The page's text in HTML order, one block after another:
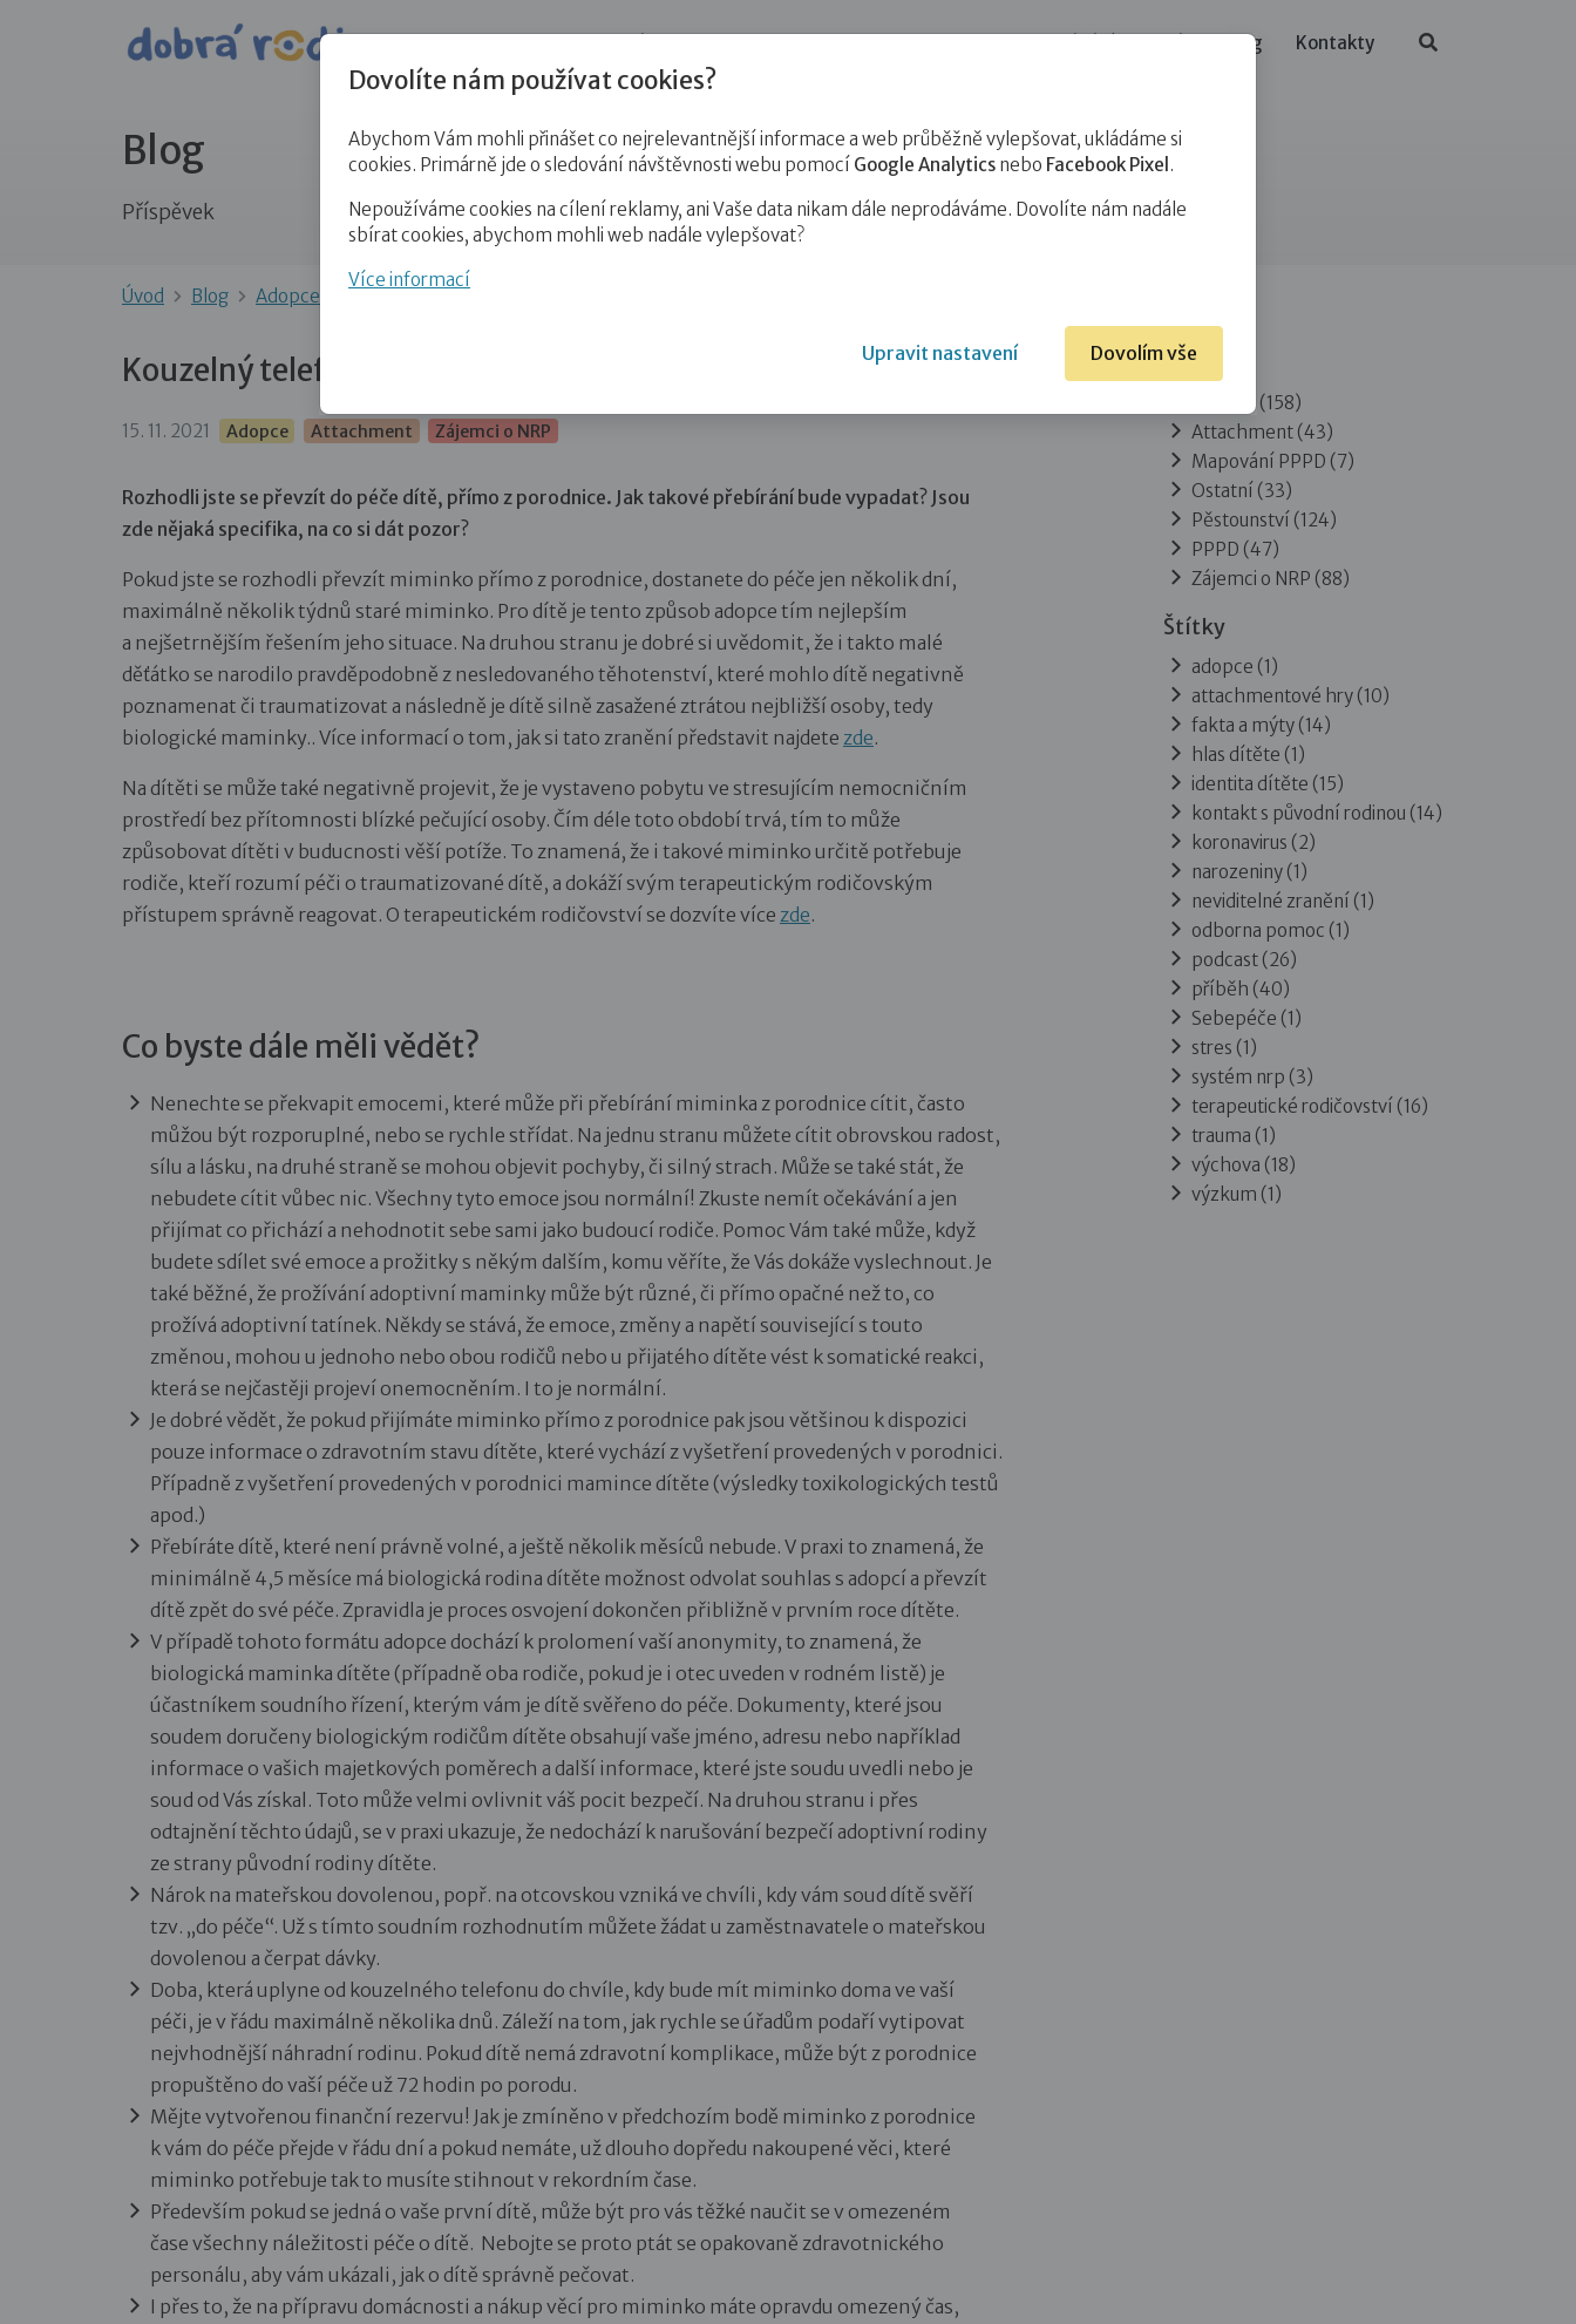
Blog Kontakty
Blog
Příspěvek
Úvod Blog Adopce Kouzelný telefon, co teď? Přebíráme dítě z porodnice!…
Kouzelný telefon, co teď? Přebíráme dítě z porodnice!
15. 11. 2021 Adopce Attachment Zájemci o NRP
Rozhodli jste se převzít do péče dítě, přímo z porodnice. Jak takové přebírání bude vypadat? Jsou
zde nějaká specifika, na co si dát pozor?
Pokud jste se rozhodli převzít miminko přímo z porodnice, dostanete do péče jen několik dní,
maximálně několik týdnů staré miminko. Pro dítě je tento způsob adopce tím nejlepším
a nejšetrnějším řešením jeho situace. Na druhou stranu je dobré si uvědomit, že i takto malé
děťátko se narodilo pravděpodobně z nesledovaného těhotenství, které mohlo dítě negativně
poznamenat či traumatizovat a následně je dítě silně zasažené ztrátou nejbližší osoby, tedy
biologické maminky.. Více informací o tom, jak si tato zranění představit najdete zde.
Na dítěti se může také negativně projevit, že je vystaveno pobytu ve stresujícím nemocničním
prostředí bez přítomnosti blízké pečující osoby. Čím déle toto období trvá, tím to může
způsobovat dítěti v buducnosti věší potíže. To znamená, že i takové miminko určitě potřebuje
rodiče, kteří rozumí péči o traumatizované dítě, a dokáží svým terapeutickým rodičovským
přístupem správně reagovat. O terapeutickém rodičovství se dozvíte více zde.
Co byste dále měli vědět?
Nenechte se překvapit emocemi, které může při přebírání miminka z porodnice cítit, často
můžou být rozporuplné, nebo se rychle střídat. Na jednu stranu můžete cítit obrovskou radost,
sílu a lásku, na druhé straně se mohou objevit pochyby, či silný strach. Může se také stát, že
nebudete cítit vůbec nic. Všechny tyto emoce jsou normální! Zkuste nemít očekávání a jen
přijímat co přichází a nehodnotit sebe sami jako budoucí rodiče. Pomoc Vám také může, když
budete sdílet své emoce a prožitky s někým dalším, komu věříte, že Vás dokáže vyslechnout. Je
také běžné, že prožívání adoptivní maminky může být různé, či přímo opačné než to, co
prožívá adoptivní tatínek. Někdy se stává, že emoce, změny a napětí související s touto
změnou, mohou u jednoho nebo obou rodičů nebo u přijatého dítěte vést k somatické reakci,
která se nejčastěji projeví onemocněním. I to je normální.
Je dobré vědět, že pokud přijímáte miminko přímo z porodnice pak jsou většinou k dispozici
pouze informace o zdravotním stavu dítěte, které vychází z vyšetření provedených v porodnici.
Případně z vyšetření provedených v porodnici mamince dítěte (výsledky toxikologických testů
apod.)
Přebíráte dítě, které není právně volné, a ještě několik měsíců nebude. V praxi to znamená, že
minimálně 4,5 měsíce má biologická rodina dítěte možnost odvolat souhlas s adopcí a převzít
dítě zpět do své péče. Zpravidla je proces osvojení dokončen přibližně v prvním roce dítěte.
V případě tohoto formátu adopce dochází k prolomení vaší anonymity, to znamená, že
biologická maminka dítěte (případně oba rodiče, pokud je i otec uveden v rodném listě) je
účastníkem soudního řízení, kterým vám je dítě svěřeno do péče. Dokumenty, které jsou
soudem doručeny biologickým rodičům dítěte obsahují vaše jméno, adresu nebo například
informace o vašich majetkových poměrech a další informace, které jste soudu uvedli nebo je
soud od Vás získal. Toto může velmi ovlivnit váš pocit bezpečí. Na druhou stranu i přes
odtajnění těchto údajů, se v praxi ukazuje, že nedochází k narušování bezpečí adoptivní rodiny
ze strany původní rodiny dítěte.
Nárok na mateřskou dovolenou, popř. na otcovskou vzniká ve chvíli, kdy vám soud dítě svěří
tzv. „do péče“. Už s tímto soudním rozhodnutím můžete žádat u zaměstnavatele o mateřskou
dovolenou a čerpat dávky.
Doba, která uplyne od kouzelného telefonu do chvíle, kdy bude mít miminko doma ve vaší
péči, je v řádu maximálně několika dnů. Záleží na tom, jak rychle se úřadům podaří vytipovat
nejvhodnější náhradní rodinu. Pokud dítě nemá zdravotní komplikace, může být z porodnice
propuštěno do vaší péče už 72 hodin po porodu.
Mějte vytvořenou finanční rezervu! Jak je zmíněno v předchozím bodě miminko z porodnice
k vám do péče přejde v řádu dní a pokud nemáte, už dlouho dopředu nakoupené věci, které
miminko potřebuje tak to musíte stihnout v rekordním čase.
Především pokud se jedná o vaše první dítě, může být pro vás těžké naučit se v omezeném
čase všechny náležitosti péče o dítě. Nebojte se proto ptát se opakovaně zdravotnického
personálu, aby vám ukázali, jak o dítě správně pečovat.
I přes to, že na přípravu domácnosti a nákup věcí pro miminko máte opravdu omezený čas,
Rubriky
Adopce(158)
Attachment(43)
Mapování PPPD (7)
Ostatní (33)
Pěstounství (124)
PPPD (47)
Zájemci o NRP (88)
Štítky
adopce (1)
attachmentové hry (10)
fakta a mýty (14)
hlas dítěte (1)
identita dítěte (15)
kontakt s původní rodinou (14)
koronavirus (2)
narozeniny (1)
neviditelné zranění (1)
odborna pomoc (1)
podcast (26)
příběh (40)
Sebepéče (1)
stres (1)
systém nrp (3)
terapeutické rodičovství (16)
trauma (1)
výchova (18)
výzkum (1)
Dovolíte nám používat cookies?
Abychom Vám mohli přinášet co nejrelevantnější informace a web průběžně vylepšovat, ukládáme si
cookies. Primárně jde o sledování návštěvnosti webu pomocí Google Analytics nebo Facebook Pixel .
Nepoužíváme cookies na cílení reklamy, ani Vaše data nikam dále neprodáváme. Dovolíte nám nadále
sbírat cookies, abychom mohli web nadále vylepšovat?
Více informací
Upravit nastavení Dovolím vše